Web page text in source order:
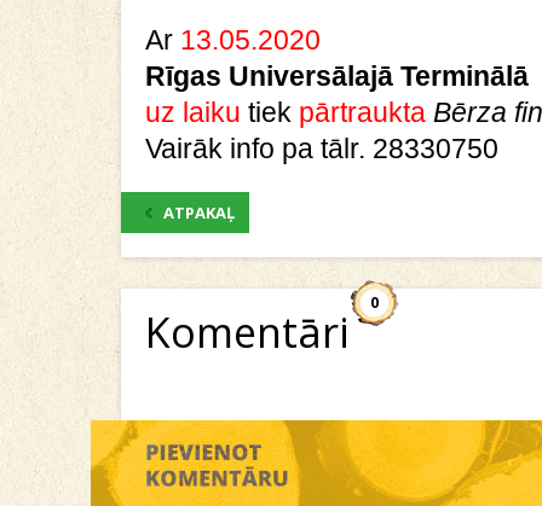
Ar 13.05.2020
Rīgas Universālajā Terminālā
uz laiku tiek pārtraukta Bērza
Vairāk info pa tālr. 28330750
ATPAKAĻ
Komentāri
0